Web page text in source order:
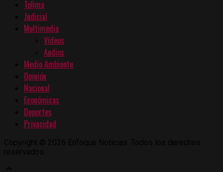
Tolima
Judicial
Multimedia
Vídeos
Audios
Medio Ambiente
Opinión
Nacional
Económicas
Deportes
Privacidad